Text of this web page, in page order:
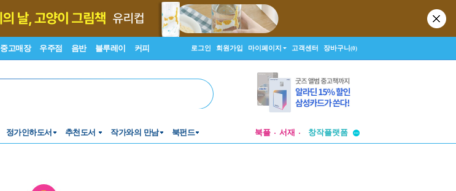
중고매장 우주점 음반 블루레이 커피 로그인 회원가입 마이페이지 고객센터 장바구니(0)
정가인하도서 추천도서 작가와의 만남 북펀드 북플 서재
창작플랫폼
투비컨티뉴드